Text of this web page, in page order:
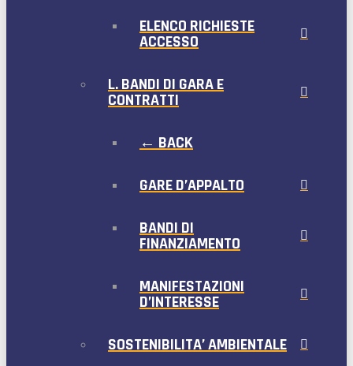
ELENCO RICHIESTE
ACCESSO
L. BANDI DI GARA E
CONTRATTI
← BACK
GARE D’APPALTO
BANDI DI
FINANZIAMENTO
MANIFESTAZIONI
D’INTERESSE
SOSTENIBILITA’ AMBIENTALE